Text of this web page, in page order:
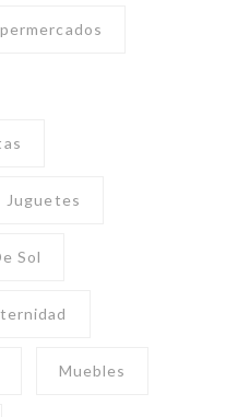
Juguetes
Sol
Muebles